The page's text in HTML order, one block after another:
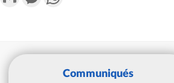
Communiqués